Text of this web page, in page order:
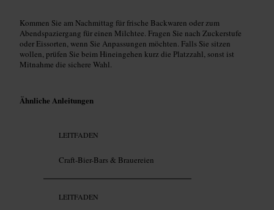
Kommen Sie am Nachmittag für frische Backwaren oder zum
Abendspaziergang für einen Milchtee. Fragen Sie nach Zuckerstufe
oder Eissorten, wenn Sie Anpassungen möchten. Falls Sie sitzen
wollen, prüfen Sie beim Hineingehen kurz die Platzzahl, sonst ist
Mitnahme die sichere Wahl.
Ähnliche Anleitungen
LEITFADEN
Craft-Bier-Bars & Brauereien
LEITFADEN